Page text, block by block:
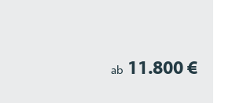
ab 11.800 €